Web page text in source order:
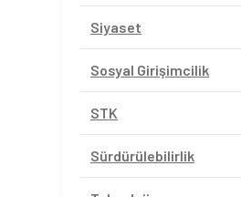
Siyaset
Sosyal Girişimcilik
STK
Sürdürülebilirlik